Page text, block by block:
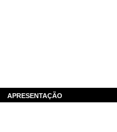
APRESENTAÇÃO